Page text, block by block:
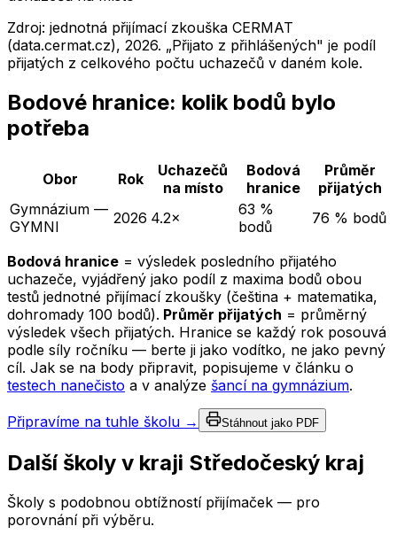
Zdroj: jednotná přijímací zkouška CERMAT
(data.cermat.cz), 2026. „Přijato z přihlášených" je podíl
přijatých z celkového počtu uchazečů v daném kole.
Bodové hranice: kolik bodů bylo
potřeba
Obor Rok
Uchazečů
na místo
Bodová
hranice
Průměr
přijatých
Gymnázium —
GYMNI
2026 4.2×
63 %
bodů
76 % bodů
Bodová hranice = výsledek posledního přijatého
uchazeče, vyjádřený jako podíl z maxima bodů obou
testů jednotné přijímací zkoušky (čeština + matematika,
dohromady 100 bodů). Průměr přijatých = průměrný
výsledek všech přijatých. Hranice se každý rok posouvá
podle síly ročníku — berte ji jako vodítko, ne jako pevný
cíl. Jak se na body připravit, popisujeme v článku o
testech nanečisto a v analýze šancí na gymnázium.
Připravíme na tuhle školu → Stáhnout jako PDF
Další školy v kraji Středočeský kraj
Školy s podobnou obtížností přijímaček — pro
porovnání při výběru.